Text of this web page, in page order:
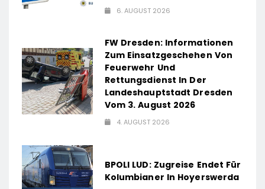
6. AUGUST 2026
FW Dresden: Informationen
Zum Einsatzgeschehen Von
Feuerwehr Und
Rettungsdienst In Der
Landeshauptstadt Dresden
Vom 3. August 2026
4. AUGUST 2026
BPOLI LUD: Zugreise Endet Für
Kolumbianer In Hoyerswerda